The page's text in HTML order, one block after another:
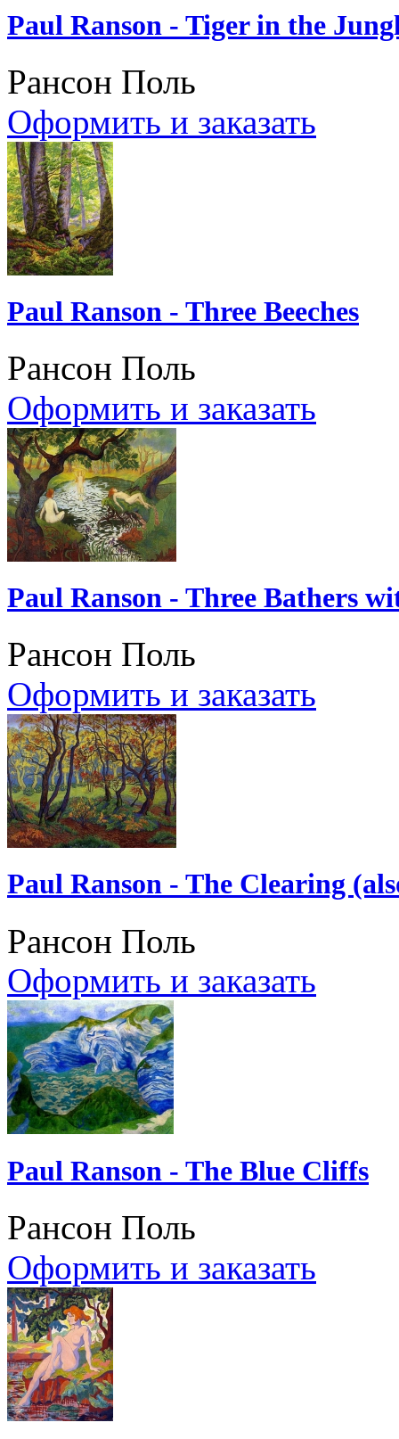
Paul Ranson - Tiger in the
Рансон Поль
Оформить и заказать
Paul Ranson - Three Beeches
Рансон Поль
Оформить и заказать
Paul Ranson - Three Bathers
Рансон Поль
Оформить и заказать
Paul Ranson - The Clearing
Рансон Поль
Оформить и заказать
Paul Ranson - The Blue Cliffs
Рансон Поль
Оформить и заказать